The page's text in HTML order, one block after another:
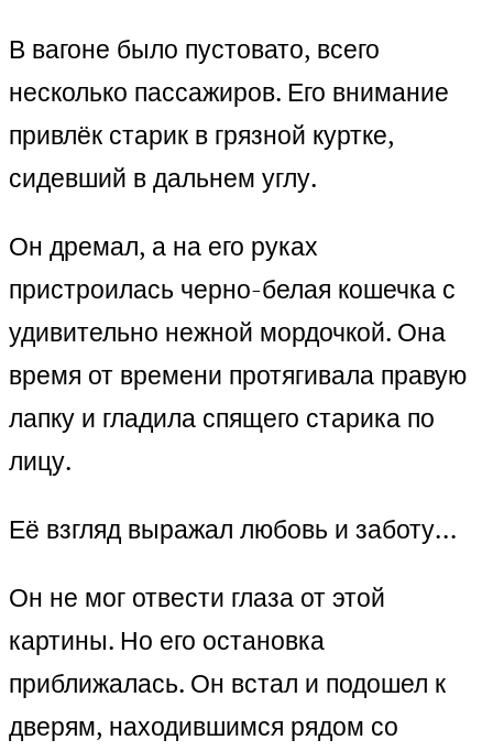
В вагоне было пустовато, всего
несколько пассажиров. Его внимание
привлёк старик в грязной куртке,
сидевший в дальнем углу.
Он дремал, а на его руках
пристроилась черно-белая кошечка с
удивительно нежной мордочкой. Она
время от времени протягивала правую
лапку и гладила спящего старика по
лицу.
Её взгляд выражал любовь и заботу…
Он не мог отвести глаза от этой
картины. Но его остановка
приближалась. Он встал и подошел к
дверям, находившимся рядом со